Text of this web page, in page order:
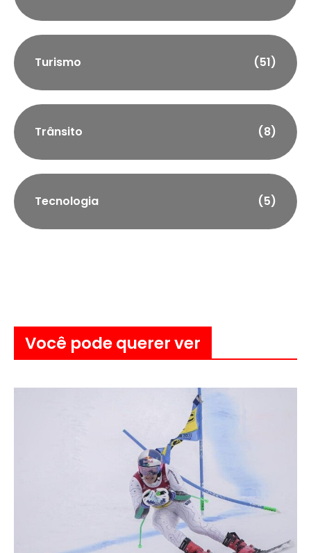
Turismo (51)
Trânsito (8)
Tecnologia (5)
Você pode querer ver